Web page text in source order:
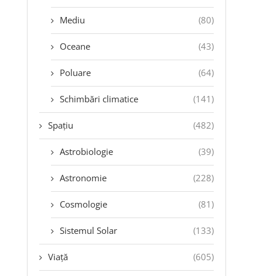
Mediu (80)
Oceane (43)
Poluare (64)
Schimbări climatice (141)
Spațiu (482)
Astrobiologie (39)
Astronomie (228)
Cosmologie (81)
Sistemul Solar (133)
Viață (605)